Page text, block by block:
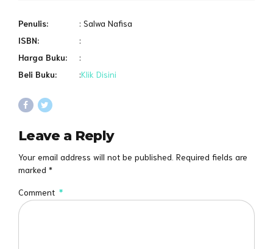
Penulis:
: Salwa Nafisa
ISBN:
:
Harga Buku:
:
Beli Buku:
:Klik Disini
Leave a Reply
Your email address will not be published. Required fields are
marked *
Comment *